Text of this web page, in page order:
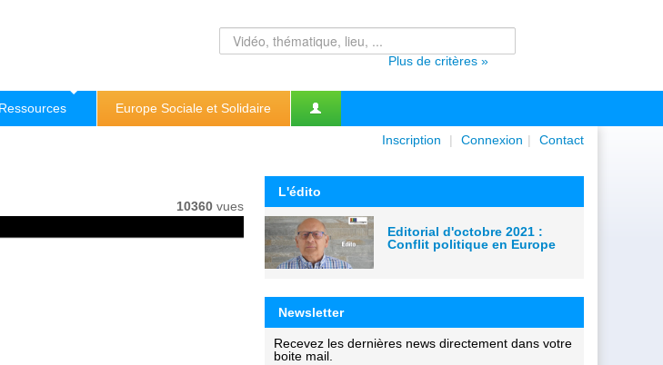
Plus de critères »
Ressources Europe Sociale et Solidaire
Inscription | Connexion | Contact
10360vues
L'édito
Editorial d'octobre 2021 :
Conflit politique en Europe
Newsletter
Recevez les dernières news directement dans votre
boite mail.